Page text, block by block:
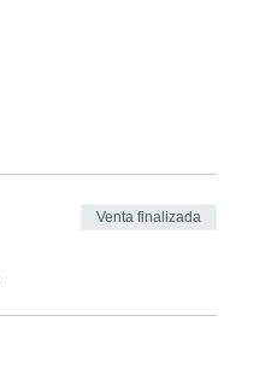
Venta finalizada